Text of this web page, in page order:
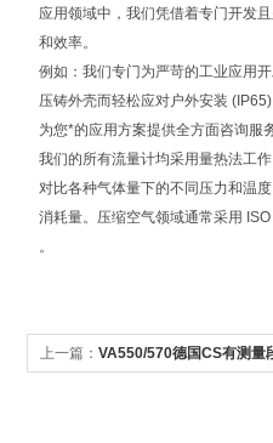
应用领域中，我们凭借着专门开发
和效率。
例如：我们专门为严苛的工业应用
压铸外壳而轻松应对户外安装
为您*的应用方案提供全方面咨询服
我们的所有流量计均采用量热法工
对比各种气体量下的不同压力和温
消耗量。压缩空气领域通常采用
。
上一篇： VA550/570德国CS有测量